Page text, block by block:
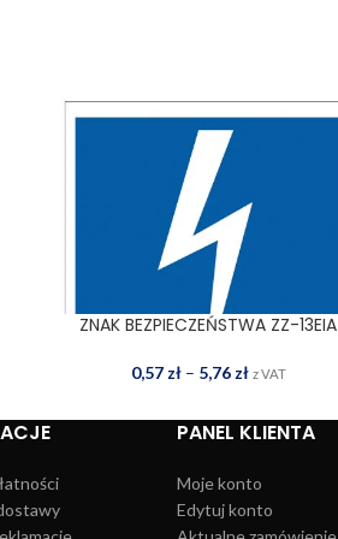
WYBIERZ OPCJE
ZNAK BEZPIECZEŃSTWA ZZ-13EIA
0,57 zł – 5,76 zł z VAT
PANEL KLIENTA
Moje konto
Edytuj konto